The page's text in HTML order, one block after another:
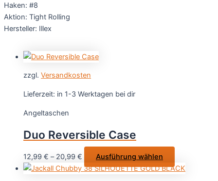
Haken: #8
Aktion: Tight Rolling
Hersteller: Illex
zzgl. Versandkosten
Lieferzeit: in 1-3 Werktagen bei dir
Angeltaschen
Duo Reversible Case
12,99 € – 20,99 € Ausführung wählen
Produkt